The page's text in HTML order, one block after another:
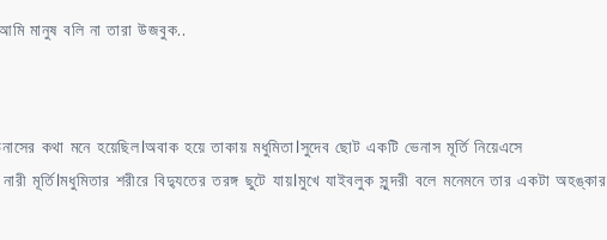
মানুষ বলি না তারা উজবুক..
কথা মনে হয়েছিল।অবাক হয়ে তাকায় মধুমিতা।সুদেব ছোট একটি ভেনাস মূর্তি নিয়েএসে
মূর্তি।মধুমিতার শরীরে বিদ্যুতের তরঙ্গ ছুটে যায়।মুখে যাইবলুক সুন্দরী বলে মনেমনে তার একটা অহঙ্কার